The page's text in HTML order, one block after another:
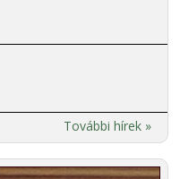
További hírek »